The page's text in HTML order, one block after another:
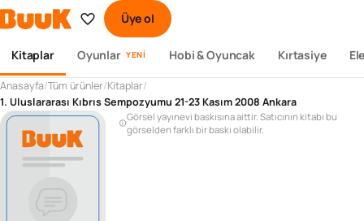
Üye ol
Kitaplar Oyunlar YENI Hobi & Oyuncak Kırtasiye
Anasayfa/Tüm ürünler/Kitaplar/
1. Uluslararası Kıbrıs Sempozyumu 21-23 Kasım 2008 Ankara
Görsel yayınevi baskısına aittir. Satıcının kitabı bu
görselden farklı bir baskı olabilir.